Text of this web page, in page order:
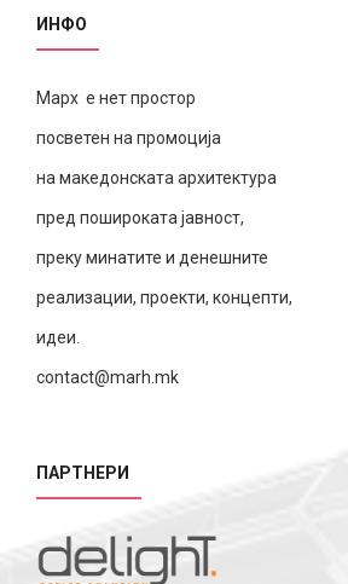
ИНФО
Марх е нет простор
посветен на промоција
на македонската архитектура
пред пошироката јавност,
преку минатите и денешните
реализации, проекти, концепти,
идеи.
contact@marh.mk
ПАРТНЕРИ